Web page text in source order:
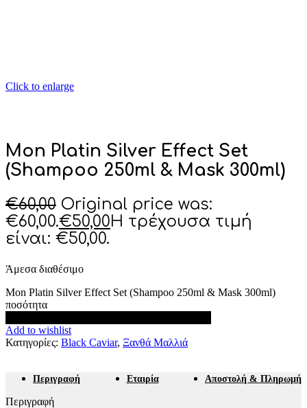
Click to enlarge
Mon Platin Silver Effect Set
(Shampoo 250ml & Mask 300ml)
€60,00 Original price was:
€60,00.€50,00Η τρέχουσα τιμή
είναι: €50,00.
Άμεσα διαθέσιμο
Mon Platin Silver Effect Set (Shampoo 250ml & Mask 300ml)
ποσότητα
Add to wishlist
Κατηγορίες: Black Caviar, Ξανθά Μαλλιά
Περιγραφή Εταιρία Αποστολή & Πληρωμή
Περιγραφή